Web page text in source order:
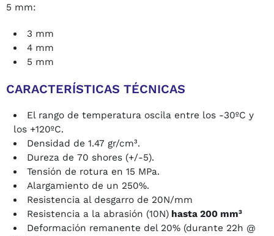
5 mm:
3 mm
4 mm
5 mm
CARACTERÍSTICAS TÉCNICAS
El rango de temperatura oscila entre los -30ºC y
los +120ºC.
Densidad de 1.47 gr/cm³.
Dureza de 70 shores (+/-5).
Tensión de rotura en 15 MPa.
Alargamiento de un 250%.
Resistencia al desgarro de 20N/mm
Resistencia a la abrasión (10N)hasta 200 mm³
Deformación remanente del 20% (durante 22h @